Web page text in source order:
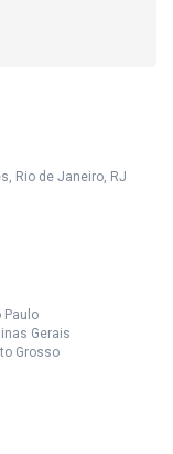
Rio de Janeiro, RJ
Paulo
Gerais
Grosso